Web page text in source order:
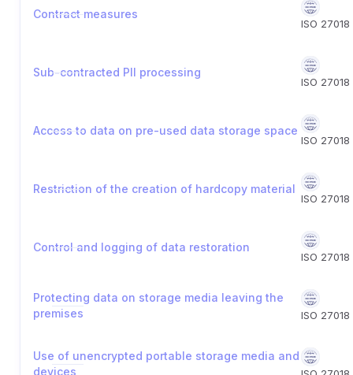
Contract measures
ISO 27018
Sub-contracted PII processing
ISO 27018
Access to data on pre-used data storage space
ISO 27018
Restriction of the creation of hardcopy material
ISO 27018
Control and logging of data restoration
ISO 27018
Protecting data on storage media leaving the
premises
ISO 27018
Use of unencrypted portable storage media and
devices